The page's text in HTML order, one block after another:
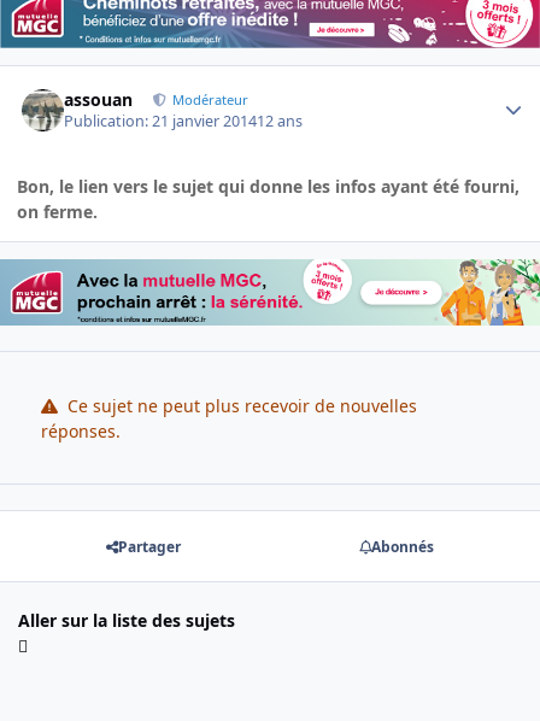
assouan Modérateur
Publication:21 janvier 201412 ans
Bon, le lien vers le sujet qui donne les infos ayant été fourni,
on ferme.
Ce sujet ne peut plus recevoir de nouvelles
réponses.
Partager Abonnés
Aller sur la liste des sujets